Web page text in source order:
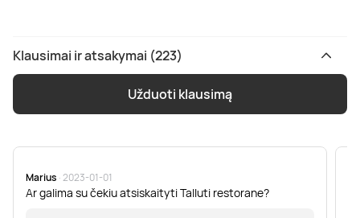
Klausimai ir atsakymai (223)
Užduoti klausimą
Marius · 2023-01-01
Ar galima su čekiu atsiskaityti Talluti restorane?